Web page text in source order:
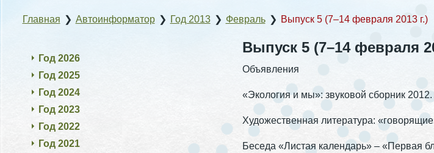
Главная ❯ Автоинформатор ❯ Год 2013 ❯ Февраль ❯ Выпуск 5 (7–14 февраля 2013 г.)
Выпуск 5 (7–14 февраля
Объявления
«Экология и мы»: звуковой сборник
Художественная литература:
Беседа «Листая календарь» – «Первая
Год 2026
Год 2025
Год 2024
Год 2023
Год 2022
Год 2021